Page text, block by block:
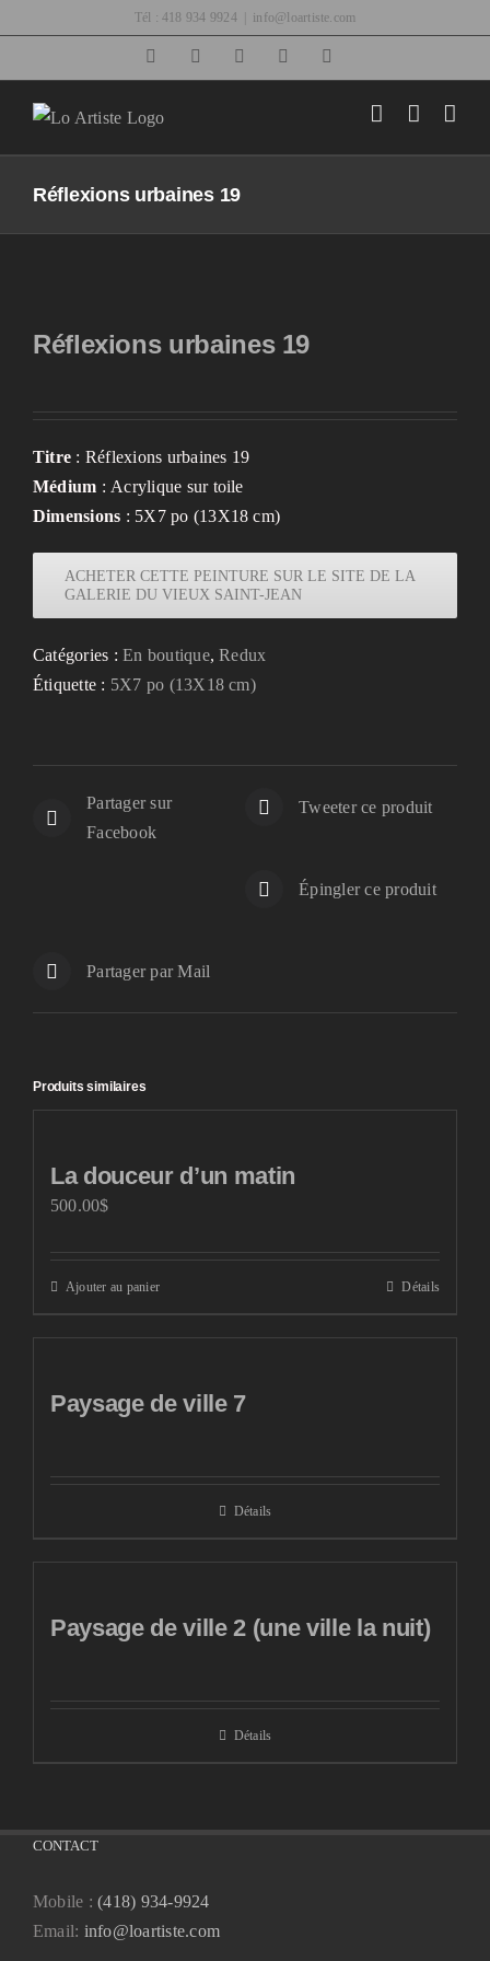
Tél : 418 934 9924 info@loartiste.com
FacebookInstagramEmail Pinterest
Réflexions urbaines 19
Réflexions urbaines 19
Titre : Réflexions urbaines 19
Médium : Acrylique sur toile
Dimensions : 5X7 po (13X18 cm)
ACHETER CETTE PEINTURE SUR LE SITE DE LA
GALERIE DU VIEUX SAINT-JEAN
Catégories :En boutique,Redux
Étiquette : 5X7 po (13X18 cm)
Partager sur
Facebook
Tweeter ce produit
Épingler ce produit
Partager par Mail
Produits similaires
La douceur d’un matin
500.00$
Ajouter au panier Détails
Paysage de ville 7
Détails
Paysage de ville 2 (une ville la nuit)
Détails
CONTACT
Mobile :(418) 934-9924
Email: info@loartiste.com